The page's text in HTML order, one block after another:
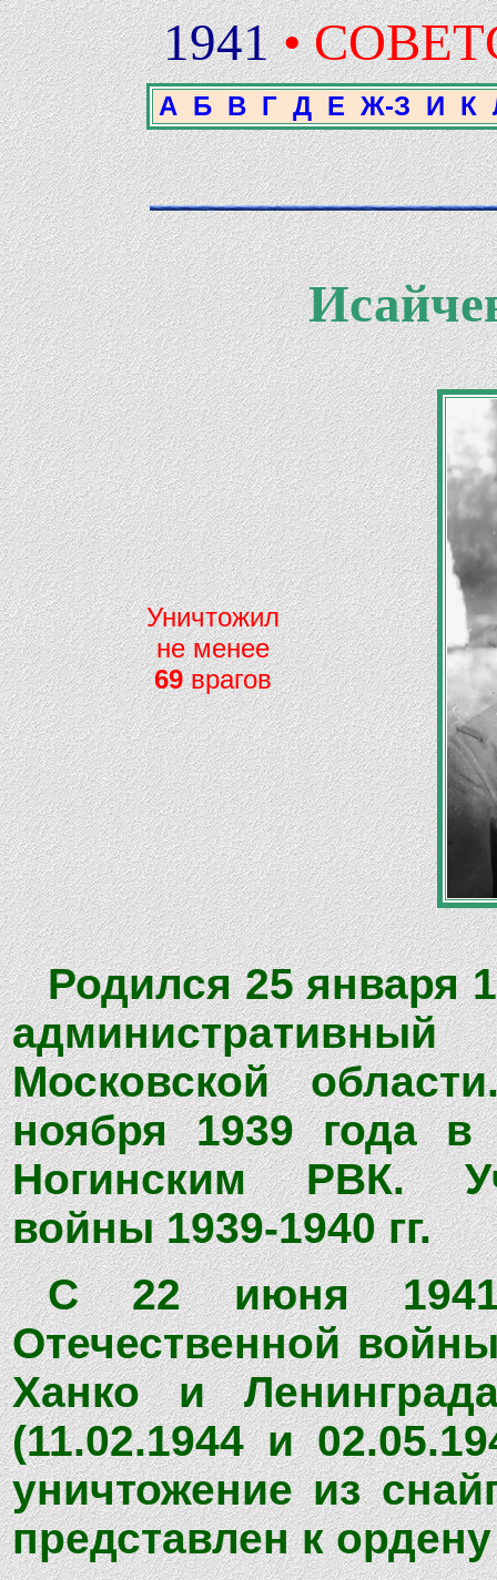
1941 •
А Б В Г Д Е Ж-З И К
Уничтожил
не менее
69врагов
Родился 25 января
Московской
ноября 1939 года
Ногинским РВК.
войны 1939-1940 гг.
С 22 июня 1941
Отечественной
Ханко и
(11.02.1944 и
уничтожение из
представлен к